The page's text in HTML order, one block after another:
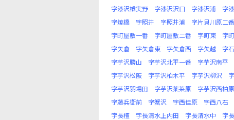
字漆沢楢実野
字漆沢沢口 字漆沢浦 字
字焼橋
字照井 字照井浦 字片貝川原二番
字町屋敷一番
字町屋敷二番 字町東 字
字矢倉
字矢倉東 字矢倉西 字矢越 字
字芋沢勝山
字芋沢北平一番 字芋沢南平
字芋沢松阪
字芋沢柏木平 字芋沢柳沢
字芋沢羽場田
字芋沢薬莱原 字芋沢西柏原
字藤兵衛前
字蟹沢 字西佳原 字西八石
字長檀
字長清水上内田 字長清水中 字